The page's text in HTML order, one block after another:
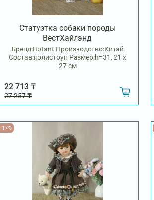
Статуэтка собаки породы
ВестХайлэнд
Бренд:Hotant Производство:Китай
Состав:полистоун Размер:h=31, 21 х
27 см
22 713 ₸
27 257 ₸
-17%